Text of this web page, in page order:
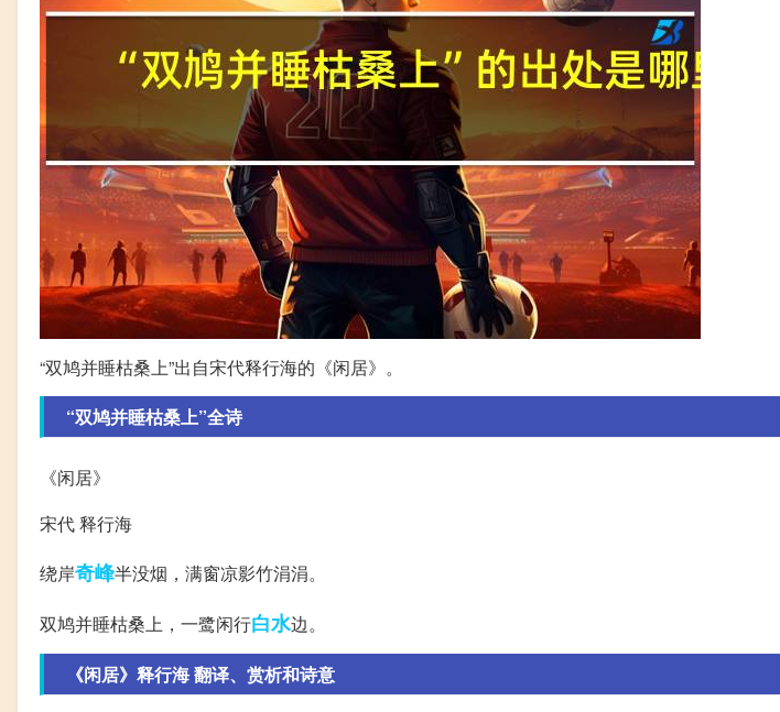
“双鸠并睡枯桑上”出自宋代释行海的《闲居》。
“双鸠并睡枯桑上”全诗
《闲居》
宋代 释行海
绕岸奇峰半没烟，满窗凉影竹涓涓。
双鸠并睡枯桑上，一鹭闲行白水边。
《闲居》释行海 翻译、赏析和诗意